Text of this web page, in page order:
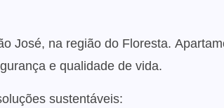
José, na região do Floresta.
e qualidade de vida.
sustentáveis: